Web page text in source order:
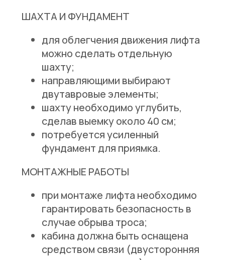
ШАХТА И ФУНДАМЕНТ
для облегчения движения лифта
можно сделать отдельную
шахту;
направляющими выбирают
двутавровые элементы;
шахту необходимо углубить,
сделав выемку около 40 см;
потребуется усиленный
фундамент для приямка.
МОНТАЖНЫЕ РАБОТЫ
при монтаже лифта необходимо
гарантировать безопасность в
случае обрыва троса;
кабина должна быть оснащена
средством связи (двусторонняя